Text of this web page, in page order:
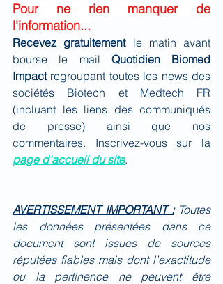
Pour ne rien manquer de
l'information...
Recevez gratuitement le matin avant
bourse le mail Quotidien Biomed
Impact regroupant toutes les news des
sociétés Biotech et Medtech FR
(incluant les liens des communiqués
de presse) ainsi que nos
page d'accueil du site.
AVERTISSEMENT IMPORTANT : Toutes
les données présentées dans ce
document sont issues de sources
réputées fiables mais dont l’exactitude
ou la pertinence ne peuvent être